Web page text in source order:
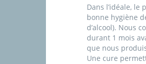
Dans l’idéale, le
bonne hygiène
d’alcool). Nous
durant 1 mois
que nous
Une cure